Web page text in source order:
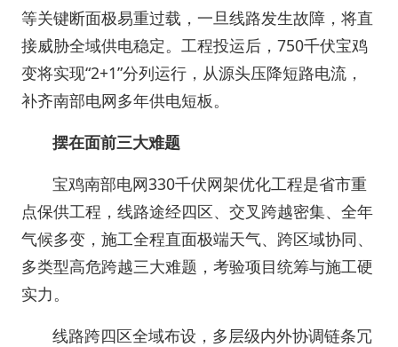
等关键断面极易重过载，一旦线路发生故障，将直
接威胁全域供电稳定。工程投运后，750千伏宝鸡
变将实现“2+1”分列运行，从源头压降短路电流，
补齐南部电网多年供电短板。
摆在面前三大难题
宝鸡南部电网330千伏网架优化工程是省市重
点保供工程，线路途经四区、交叉跨越密集、全年
气候多变，施工全程直面极端天气、跨区域协同、
多类型高危跨越三大难题，考验项目统筹与施工硬
实力。
线路跨四区全域布设，多层级内外协调链条冗